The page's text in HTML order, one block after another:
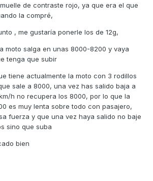
das gas a fondo.
serie tendrá un comportamiento menos
las mejores recuperaciones a costa de
alto de revoluciones, monta el
de contraste rojo, ya que era el que
la compré,
, me gustaría ponerle los de 12g,
moto salga en unas 8000-8200 y vaya
tenga que subir
tiene actualmente la moto con 3 rodillos
sale a 8000, una vez has salido baja a
h no recupera los 8000, por lo que la
es muy lenta sobre todo con pasajero,
fuerza y que una vez haya salido no baje
sino que suba
bien